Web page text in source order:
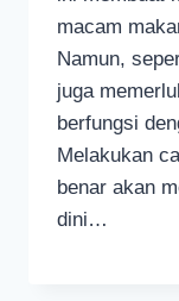
macam
Namun,
juga
berfungsi
Melakukan
benar akan
dini…